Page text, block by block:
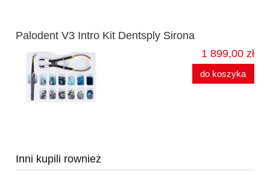
Palodent V3 Intro Kit Dentsply Sirona
1 899,00 zł
do koszyka
Inni kupili rownież